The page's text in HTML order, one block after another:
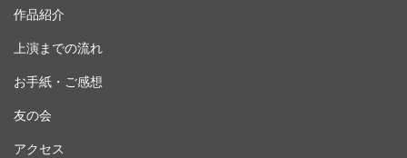
作品紹介
上演までの流れ
お手紙・ご感想
友の会
アクセス